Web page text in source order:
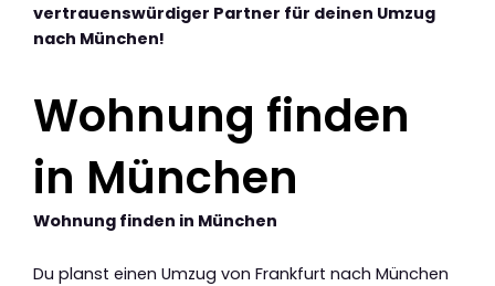
vertrauenswürdiger Partner für deinen Umzug
nach München!
Wohnung finden
in München
Wohnung finden in München
Du planst einen Umzug von Frankfurt nach München